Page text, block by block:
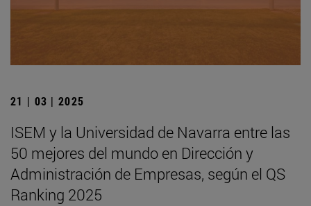
21 | 03 | 2025
ISEM y la Universidad de Navarra entre las
50 mejores del mundo en Dirección y
Administración de Empresas, según el QS
Ranking 2025